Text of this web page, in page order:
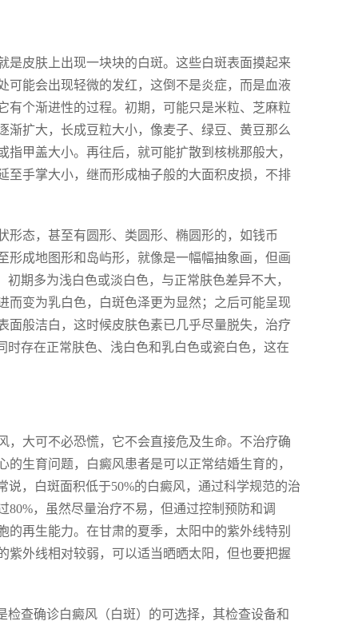
是皮肤上出现一块块的白斑。这些白斑表面摸起来
可能会出现轻微的发红，这倒不是炎症，而是血液
有个渐进性的过程。初期，可能只是米粒、芝麻粒
扩大，长成豆粒大小，像麦子、绿豆、黄豆那么
甲盖大小。再往后，就可能扩散到核桃那般大，
至手掌大小，继而形成柚子般的大面积皮损，不排
形态，甚至有圆形、类圆形、椭圆形的，如钱币
形成地图形和岛屿形，就像是一幅幅抽象画，但画
期多为浅白色或淡白色，与正常肤色差异不大，
而变为乳白色，白斑色泽更为显然；之后可能呈现
面般洁白，这时候皮肤色素已几乎尽量脱失，治疗
存在正常肤色、浅白色和乳白色或瓷白色，这在
，大可不必恐慌，它不会直接危及生命。不治疗确
生育问题，白癜风患者是可以正常结婚生育的，
，白斑面积低于50%的白癜风，通过科学规范的治
，虽然尽量治疗不易，但通过控制预防和调
再生能力。在甘肃的夏季，太阳中的紫外线特别
紫外线相对较弱，可以适当晒晒太阳，但也要把握
查确诊白癜风（白斑）的可选择，其检查设备和